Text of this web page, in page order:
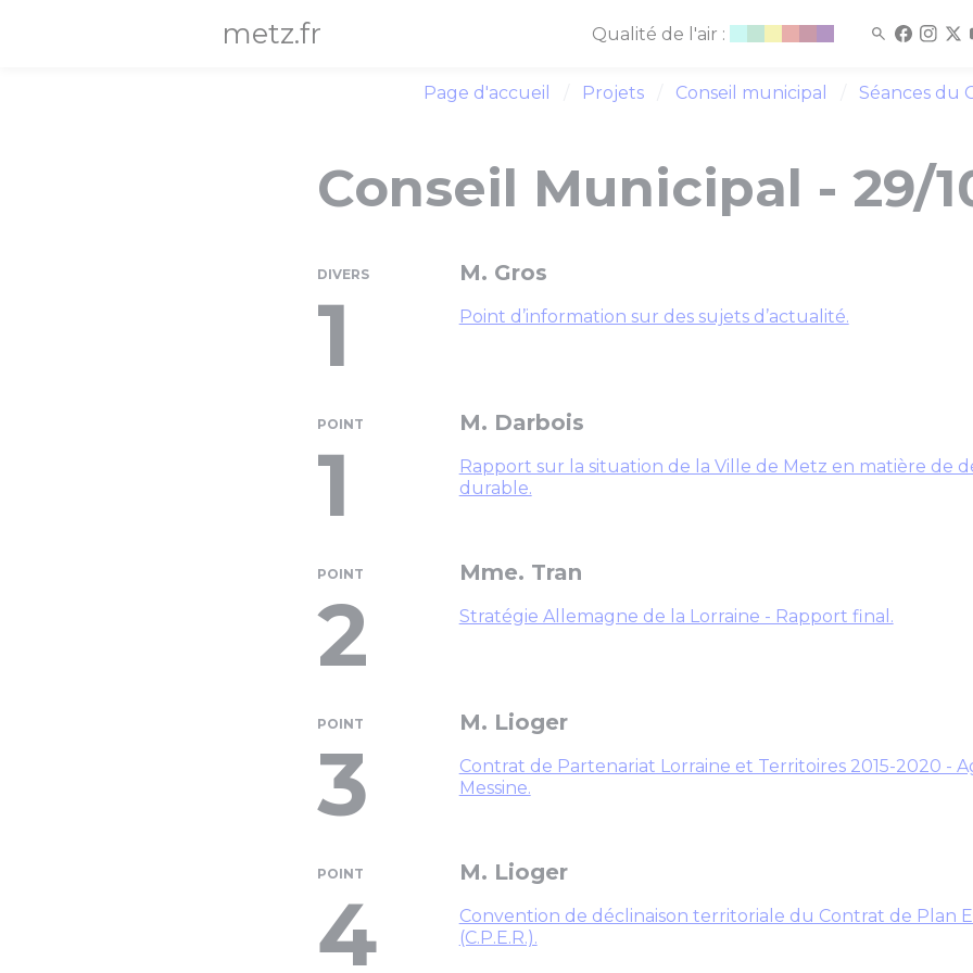
metz.fr Qualité de l'air :
Page d'accueil Projets Conseil municipal Séances du
Conseil Municipal - 29/
DIVERS
1
M. Gros
Point d’information sur des sujets d’actualité.
POINT
1
M. Darbois
Rapport sur la situation de la Ville de Metz en matière de
durable.
POINT
2
Mme. Tran
Stratégie Allemagne de la Lorraine - Rapport final.
POINT
3
M. Lioger
Contrat de Partenariat Lorraine et Territoires 2015-2020 -
Messine.
POINT
4
M. Lioger
Convention de déclinaison territoriale du Contrat de Plan
(C.P.E.R.).